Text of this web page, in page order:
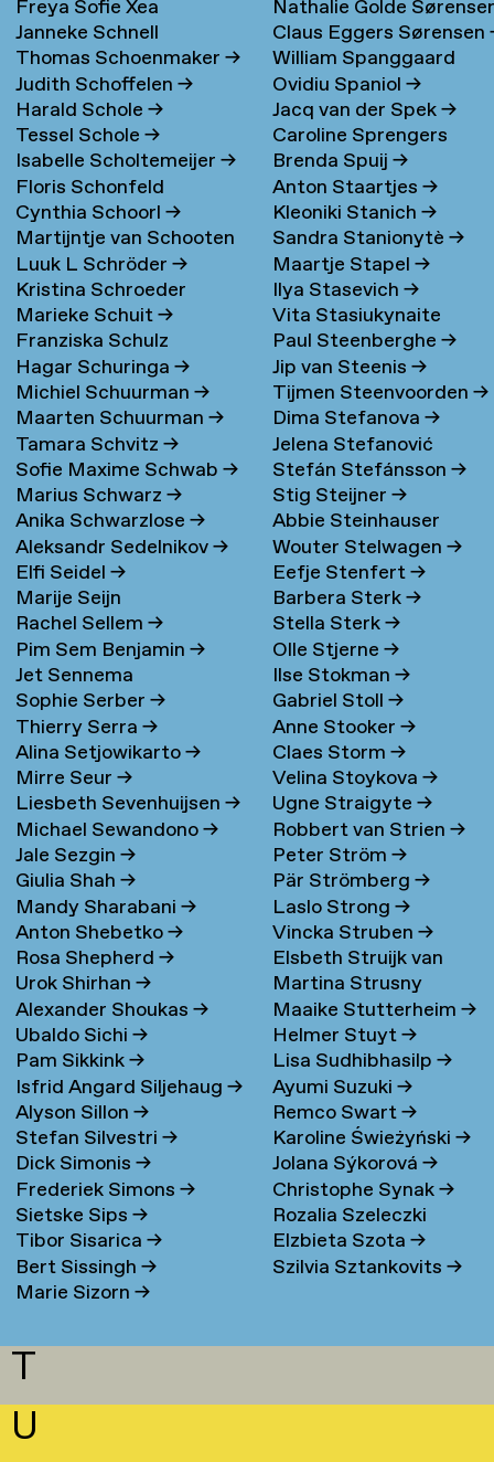
Freya Sofie Xea
Schneevoigt→
Janneke Schnell
Thomas Schoenmaker→
Judith Schoffelen→
Harald Schole→
Tessel Schole→
Isabelle Scholtemeijer→
Floris Schonfeld
Cynthia Schoorl→
Martijntje van Schooten
→
Luuk L Schröder→
Kristina Schroeder
Marieke Schuit→
Franziska Schulz
Hagar Schuringa→
Michiel Schuurman→
Maarten Schuurman→
Tamara Schvitz→
Sofie Maxime Schwab→
Marius Schwarz→
Anika Schwarzlose→
Aleksandr Sedelnikov→
Elfi Seidel→
Marije Seijn
Rachel Sellem→
Pim Sem Benjamin→
Jet Sennema
Sophie Serber→
Thierry Serra→
Alina Setjowikarto→
Mirre Seur→
Liesbeth Sevenhuijsen→
Michael Sewandono→
Jale Sezgin→
Giulia Shah→
Mandy Sharabani→
Anton Shebetko→
Rosa Shepherd→
Urok Shirhan→
Alexander Shoukas→
Ubaldo Sichi→
Pam Sikkink→
Isfrid Angard Siljehaug→
Alyson Sillon→
Stefan Silvestri→
Dick Simonis→
Frederiek Simons→
Sietske Sips→
Tibor Sisarica→
Bert Sissingh→
Marie Sizorn→
Nathalie Golde
→
Claus Eggers Sørensen
William Spanggaard
Nielsen→
Ovidiu Spaniol→
Jacq van der Spek→
Caroline Sprengers
Brenda Spuij→
Anton Staartjes→
Kleoniki Stanich→
Sandra Stanionytè→
Maartje Stapel→
Ilya Stasevich→
Vita Stasiukynaite
Paul Steenberghe→
Jip van Steenis→
Tijmen Steenvoorden→
Dima Stefanova→
Jelena Stefanović
Stefán Stefánsson→
Stig Steijner→
Abbie Steinhauser
Wouter Stelwagen→
Eefje Stenfert→
Barbera Sterk→
Stella Sterk→
Olle Stjerne→
Ilse Stokman→
Gabriel Stoll→
Anne Stooker→
Claes Storm→
Velina Stoykova→
Ugne Straigyte→
Robbert van Strien→
Peter Ström→
Pär Strömberg→
Laslo Strong→
Vincka Struben→
Elsbeth Struijk van
Bergen→
Martina Strusny
Maaike Stutterheim→
Helmer Stuyt→
Lisa Sudhibhasilp→
Ayumi Suzuki→
Remco Swart→
Karoline Świeżyński→
Jolana Sýkorová→
Christophe Synak→
Rozalia Szeleczki
Elzbieta Szota→
Szilvia Sztankovits→
T
U